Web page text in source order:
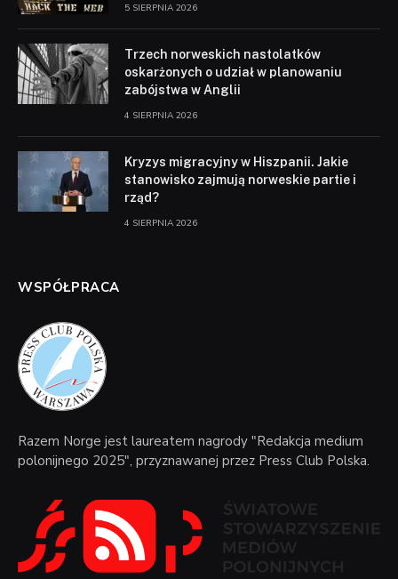
5 SIERPNIA 2026
Trzech norweskich nastolatków
oskarżonych o udział w planowaniu
zabójstwa w Anglii
4 SIERPNIA 2026
Kryzys migracyjny w Hiszpanii. Jakie
stanowisko zajmują norweskie partie i
rząd?
4 SIERPNIA 2026
WSPÓŁPRACA
Razem Norge jest laureatem nagrody "Redakcja medium
polonijnego 2025", przyznawanej przez Press Club Polska.